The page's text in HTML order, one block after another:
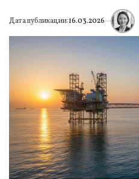
Дата публикации:16.03.2026 ИА